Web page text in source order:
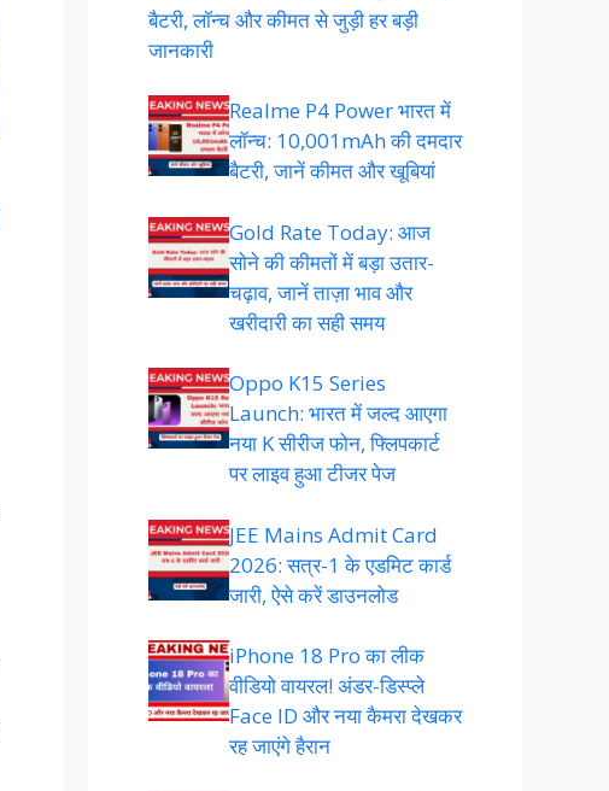
बैटरी, लॉन्च और कीमत से जुड़ी हर बड़ी
जानकारी
Realme P4 Power भारत में
लॉन्च: 10,001mAh की दमदार
बैटरी, जानें कीमत और खूबियां
Gold Rate Today: आज
सोने की कीमतों में बड़ा उतार-
चढ़ाव, जानें ताज़ा भाव और
खरीदारी का सही समय
Oppo K15 Series
Launch: भारत में जल्द आएगा
नया K सीरीज फोन, फ्लिपकार्ट
पर लाइव हुआ टीजर पेज
JEE Mains Admit Card
2026: सत्र-1 के एडमिट कार्ड
जारी, ऐसे करें डाउनलोड
iPhone 18 Pro का लीक
वीडियो वायरल! अंडर-डिस्प्ले
Face ID और नया कैमरा देखकर
रह जाएंगे हैरान